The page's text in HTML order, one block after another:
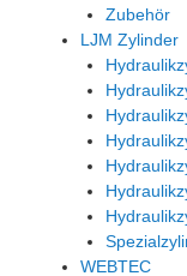
Zubehör
LJM Zylinder
WEBTEC